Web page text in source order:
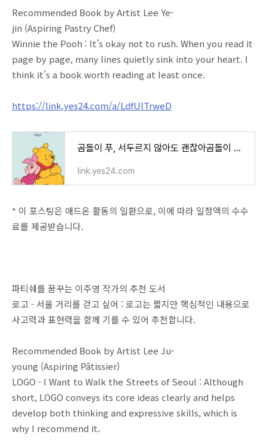
Recommended Book by Artist Lee Ye-
jin (Aspiring Pastry Chef)
Winnie the Pooh : It’s okay not to rush. When you read it
page by page, many lines quietly sink into your heart. I
think it’s a book worth reading at least once.
https://link.yes24.com/a/LdfUlTrweD
곰돌이 푸, 서두르지 않아도 괜찮아곰돌이 푸 | 알에이치코리아(RHK)
link.yes24.com
* 이 포스팅은 애드온 활동의 일환으로, 이에 따라 일정액의 수수
료를 제공받습니다.
파티쉐를 꿈꾸는 이주영 작가의 추천 도서
로고 - 서울 거리를 걷고 싶어 : 로고는 짧지만 핵심적인 내용으로
사고력과 표현력을 함께 기를 수 있어 추천합니다.
Recommended Book by Artist Lee Ju-
young (Aspiring Pâtissier)
LOGO - I Want to Walk the Streets of Seoul : Although
short, LOGO conveys its core ideas clearly and helps
develop both thinking and expressive skills, which is
why I recommend it.